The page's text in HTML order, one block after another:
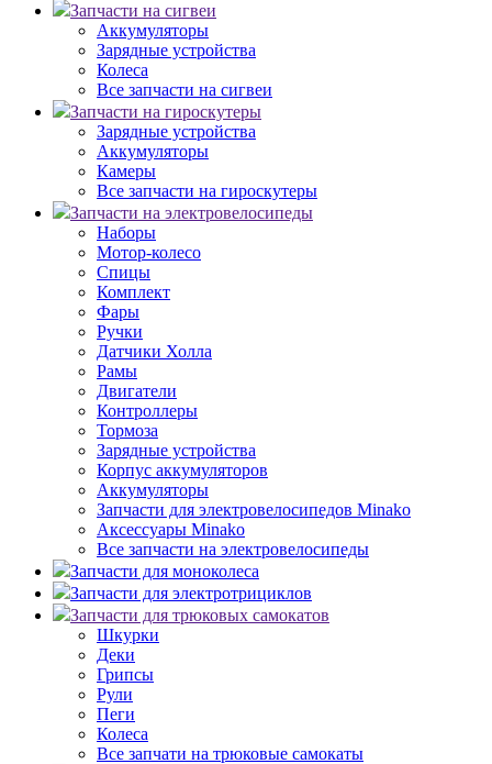
Запчасти на сигвеи
Аккумуляторы
Зарядные устройства
Колеса
Все запчасти на сигвеи
Запчасти на гироскутеры
Зарядные устройства
Аккумуляторы
Камеры
Все запчасти на гироскутеры
Запчасти на электровелосипеды
Наборы
Мотор-колесо
Спицы
Комплект
Фары
Ручки
Датчики Холла
Рамы
Двигатели
Контроллеры
Тормоза
Зарядные устройства
Корпус аккумуляторов
Аккумуляторы
Запчасти для электровелосипедов Minako
Аксессуары Minako
Все запчасти на электровелосипеды
Запчасти для моноколеса
Запчасти для электротрициклов
Запчасти для трюковых самокатов
Шкурки
Деки
Грипсы
Рули
Пеги
Колеса
Все запчати на трюковые самокаты